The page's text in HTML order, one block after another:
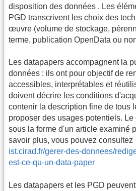
disposition des données . Les
PGD transcrivent les choix des
œuvre (volume de stockage,
terme, publication OpenData ou
Les datapapers accompagnent la
données : ils ont pour objectif de
accessibles, interprétables et
doivent décrire les conditions
contenir la description fine de tous
proposer des usages potentiels.
sous la forme d'un article examiné
savoir plus, vous pouvez consultez
ist.cirad.fr/gerer-des-donnees/
est-ce-qu-un-data-paper
Les datapapers et les PGD